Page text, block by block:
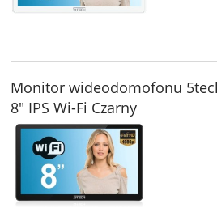
Monitor wideodomofonu
8" IPS Wi-Fi Czarny